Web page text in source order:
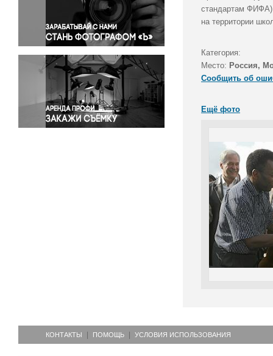
Правосудие
Происшествия и конфликты
Религия
Светская жизнь
Спорт
Экология
Экономика и бизнес
стандартам
на территории
Категория:
Место: Россия,
Сообщить об
Ещё фото
КОНТАКТЫ ПОМОЩЬ УСЛОВИЯ ИСПОЛЬЗОВАНИЯ